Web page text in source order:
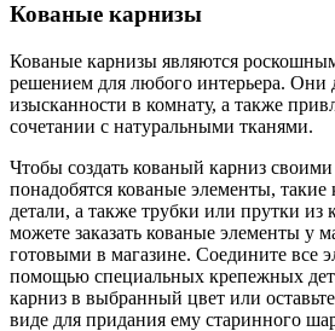
Кованые карнизы
Кованые карнизы являются
решением для любого интерьера. Они
изысканности в комнату, а также
сочетании с натуральными тканями.
Чтобы создать кованый карниз
понадобятся кованые элементы,
детали, а также трубки или прутки из
можете заказать кованые элементы у
готовыми в магазине. Соедините все
помощью специальных крепежных
карниз в выбранный цвет или
виде для придания ему старинного